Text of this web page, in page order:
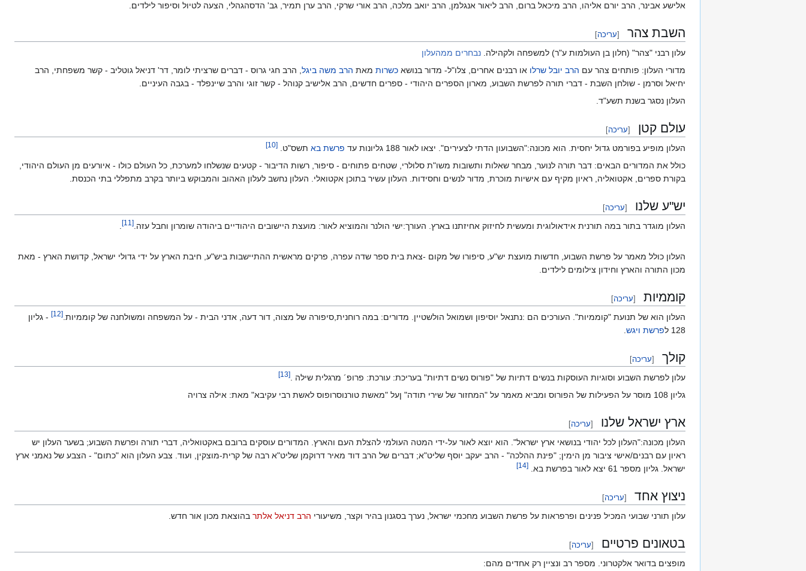
אלישע אבינר, הרב יורם אליהו, הרב מיכאל ברום, הרב ליאור אנגלמן, הרב יואב מלכה, הרב אורי שרקי, הרב ערן תמיר, גב' הדסהגהלי, הצעה לטיול וסיפור לילדים.
השבת צהר [עריכה]
עלון רבני "צהר" (חלון בן העולמות ע"ר) למשפחה ולקהילה. נבחרים ממהעלון
מדורי העלון: פותחים צהר עם הרב יובל שרלו או רבנים אחרים, צלו"ל- מדור בנושא כשרות מאת הרב משה ביגל, הרב חגי גרוס - דברים שרציתי לומר, דר' דניאל גוטליב - קשר משפחתי, הרב
יחיאל וסרמן - שולחן השבת - דברי תורה לפרשת השבוע, מארון הספרים היהודי - ספרים חדשים, הרב אלישיב קנוהל - קשר זוגי והרב שיינפלד - בגבה העיניים.
העלון נסגר בשנת תשע"ד.
עולם קטן [עריכה]
העלון מופיע בפורמט גדול יחסית. הוא מכונה:"השבועון הדתי לצעירים". יצאו לאור 188 גליונות עד פרשת בא תשס"ט. [
10
]
כולל את המדורים הבאים: דבר תורה לנוער, מבחר שאלות ותשובות משו"ת סלולרי, שטחים פתוחים - סיפור, רשות הדיבור - קטעים שנשלחו למערכת, כל העולם כולו - איורעים מן העולם היהודי,
בקורת ספרים, אקטואליה, ראיון מקיף עם אישיות מוכרת, מדור לנשים וחסידות. העלון עשיר בתוכן אקטואלי. העלון נחשב לעלון האהוב והמבוקש ביותר בקרב מתפללי בתי הכנסת.
יש"ע שלנו [עריכה]
העלון מוגדר בתור במה תורנית אידאולוגית ומעשית לחיזוק אחיזתנו בארץ. העורך:ישי הולנר והמוציא לאור: מועצת היישובים היהודיים ביהודה שומרון וחבל עזה.[
11
]
.
העלון כולל מאמר על פרשת השבוע, חדשות מועצת יש"ע, סיפורו של מקום -צאת בית ספר שדה עפרה, פרקים מראשית ההתיישבות ביש"ע, חיבת הארץ על ידי גדולי ישראל, קדושת הארץ - מאת
מכון התורה והארץ וחידון צילומים לילדים.
קוממיות [עריכה]
העלון הוא של תנועת "קוממיות". העורכים הם :נתנאל יוסיפון ושמואל הולשטיין. מדורים: במה רוחנית,סיפורה של מצוה, דור דעה, אדני הבית - על המשפחה ומשולחנה של קוממיות.[
12
] - גליון
128 ל
פרשת ויגש.
קולך [עריכה]
עלון לפרשת השבוע וסוגיות העוסקות בנשים דתיות של "פורוס נשים דתיות" בעריכת: עורכת: פרופ´ מרגלית שילה .[
13
]
גליון 108 מוסר על הפעילות של הפורוס ומביא מאמר על "המחזור של שירי תודה" ןעל "מאשת טורנוסרופוס לאשת רבי עקיבא" מאת: אילה צרויה
ארץ ישראל שלנו [עריכה]
העלון מכונה:"העלון לכל יהודי בנושאי ארץ ישראל". הוא יוצא לאור על-ידי המטה העולמי להצלת העם והארץ. המדורים עוסקים ברובם באקטואליה, דברי תורה ופרשת השבוע; בשער העלון יש
ראיון עם רבנים/אישי ציבור מן הימין; "פינת ההלכה" - הרב יעקב יוסף שליט"א; דברים של הרב דוד מאיר דרוקמן שליט"א רבה של קרית-מוצקין, ועוד. צבע העלון הוא "כתום" - הצבע של נאמני ארץ
ישראל. גליון מספר 61 יצא לאור בפרשת בא.
[
14
]
ניצוץ אחד [עריכה]
עלון תורני שבועי המכיל פנינים ופרפראות על פרשת השבוע מחכמי ישראל, נערך בסגנון בהיר וקצר, משיעורי הרב דניאל אלתר בהוצאת מכון אור חדש.
בטאונים פרטיים [עריכה]
מופצים בדואר אלקטרוני. מספר רב ונציין רק אחדים מהם: